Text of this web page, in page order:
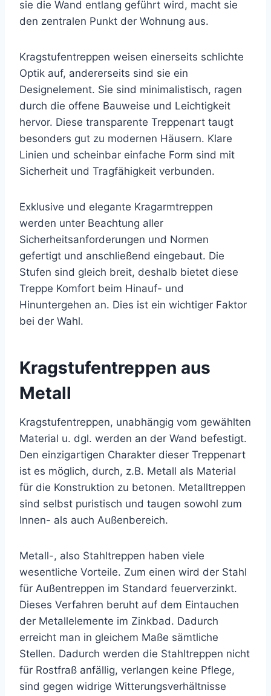
sie die Wand entlang geführt wird, macht sie
den zentralen Punkt der Wohnung aus.
Kragstufentreppen weisen einerseits schlichte
Optik auf, andererseits sind sie ein
Designelement. Sie sind minimalistisch, ragen
durch die offene Bauweise und Leichtigkeit
hervor. Diese transparente Treppenart taugt
besonders gut zu modernen Häusern. Klare
Linien und scheinbar einfache Form sind mit
Sicherheit und Tragfähigkeit verbunden.
Exklusive und elegante Kragarmtreppen
werden unter Beachtung aller
Sicherheitsanforderungen und Normen
gefertigt und anschließend eingebaut. Die
Stufen sind gleich breit, deshalb bietet diese
Treppe Komfort beim Hinauf- und
Hinuntergehen an. Dies ist ein wichtiger Faktor
bei der Wahl.
Kragstufentreppen aus
Metall
Kragstufentreppen, unabhängig vom gewählten
Material u. dgl. werden an der Wand befestigt.
Den einzigartigen Charakter dieser Treppenart
ist es möglich, durch, z.B. Metall als Material
für die Konstruktion zu betonen. Metalltreppen
sind selbst puristisch und taugen sowohl zum
Innen- als auch Außenbereich.
Metall-, also Stahltreppen haben viele
wesentliche Vorteile. Zum einen wird der Stahl
für Außentreppen im Standard feuerverzinkt.
Dieses Verfahren beruht auf dem Eintauchen
der Metallelemente im Zinkbad. Dadurch
erreicht man in gleichem Maße sämtliche
Stellen. Dadurch werden die Stahltreppen nicht
für Rostfraß anfällig, verlangen keine Pflege,
sind gegen widrige Witterungsverhältnisse